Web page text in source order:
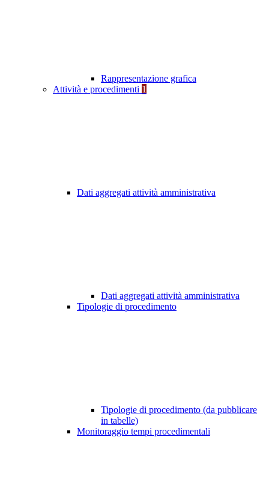
Rappresentazione grafica
Attività e procedimenti 1
Dati aggregati attività amministrativa
Dati aggregati attività amministrativa
Tipologie di procedimento
Tipologie di procedimento (da pubblicare
in tabelle)
Monitoraggio tempi procedimentali